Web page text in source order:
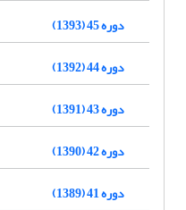
دوره 45 (1393)
دوره 44 (1392)
دوره 43 (1391)
دوره 42 (1390)
دوره 41 (1389)